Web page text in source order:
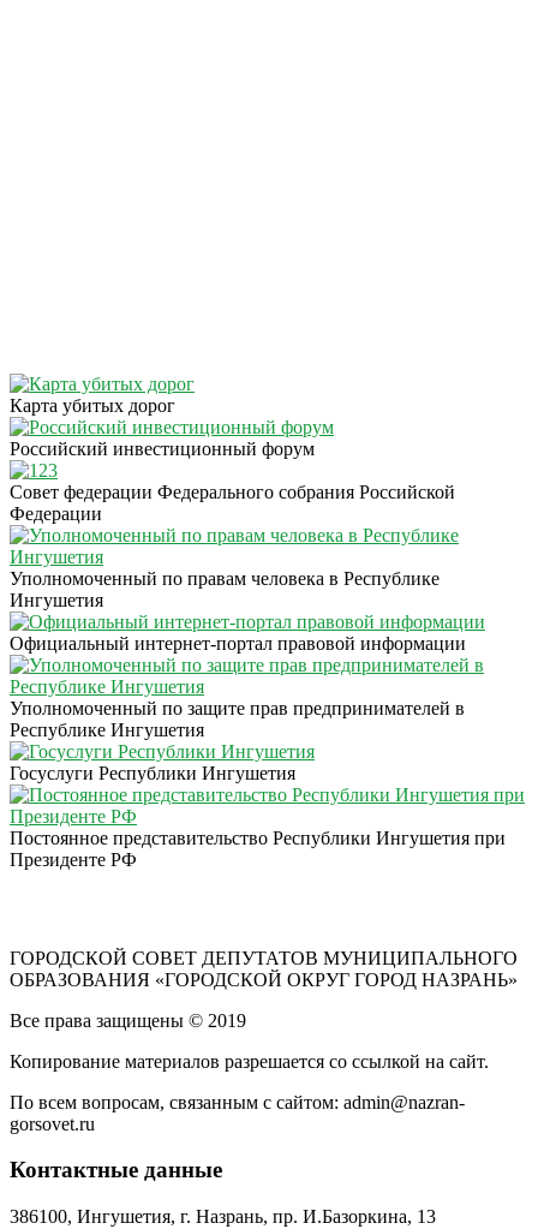
Карта убитых дорог
Российский инвестиционный форум
Совет федерации Федерального собрания Российской
Федерации
Уполномоченный по правам человека в Республике
Ингушетия
Официальный интернет-портал правовой информации
Уполномоченный по защите прав предпринимателей в
Республике Ингушетия
Госуслуги Республики Ингушетия
Постоянное представительство Республики Ингушетия при
Президенте РФ
ГОРОДСКОЙ СОВЕТ ДЕПУТАТОВ МУНИЦИПАЛЬНОГО
ОБРАЗОВАНИЯ «ГОРОДСКОЙ ОКРУГ ГОРОД НАЗРАНЬ»
Все права защищены © 2019
Копирование материалов разрешается со ссылкой на сайт.
По всем вопросам, связанным с сайтом: admin@nazran-
gorsovet.ru
Контактные данные
386100, Ингушетия, г. Назрань, пр. И.Базоркина, 13